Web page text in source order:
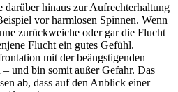
darüber hinaus zur Aufrechterhaltung
vor harmlosen Spinnen. Wenn
zurückweiche oder gar die Flucht
Flucht ein gutes Gefühl.
mit der beängstigenden
und bin somit außer Gefahr. Das
ab, dass auf den Anblick einer